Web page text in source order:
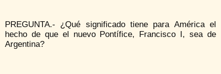
PREGUNTA.- ¿Qué significado tiene para América el
hecho de que el nuevo Pontífice, Francisco I, sea de
Argentina?